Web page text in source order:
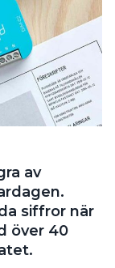
av
siffror när
över 40